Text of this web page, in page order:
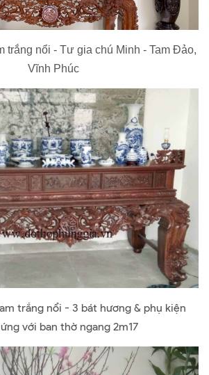
trắng nổi - Tư gia chú Minh - Tam Đảo,
Vĩnh Phúc
trắng nổi - 3 bát hương & phụ kiện
với ban thờ ngang 2m17